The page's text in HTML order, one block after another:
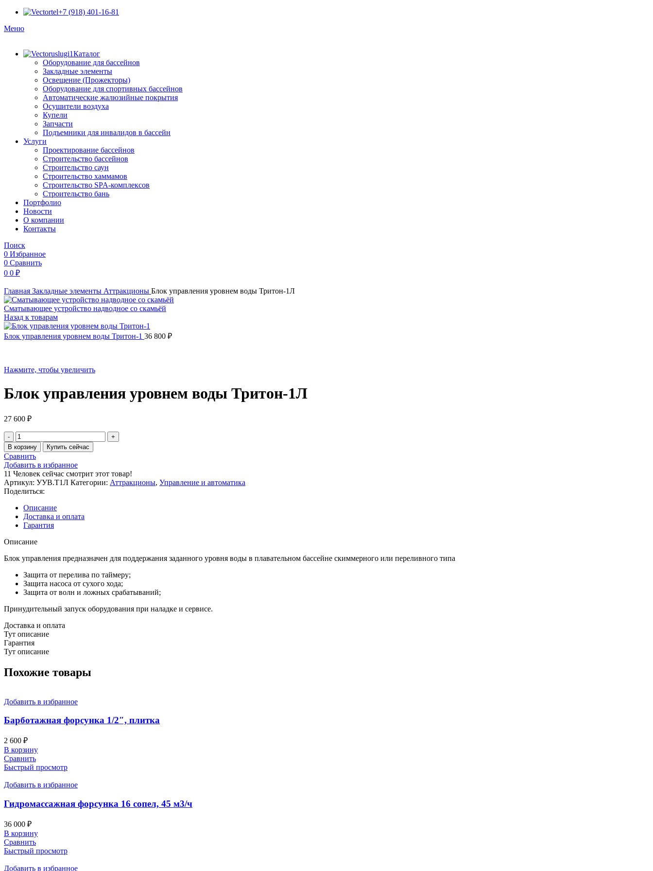
+7 (918) 401-16-81
Меню
Каталог
Оборудование для бассейнов
Закладные элементы
Освещение (Прожекторы)
Оборудование для спортивных бассейнов
Автоматические жалюзийные покрытия
Осушители воздуха
Купели
Запчасти
Подъемники для инвалидов в бассейн
Услуги
Проектирование бассейнов
Строительство бассейнов
Строительство саун
Строительство хаммамов
Строительство SPA-комплексов
Строительство бань
Портфолио
Новости
O компании
Контакты
Поиск
0 Избранное
0 Сравнить
0 0 ₽
Главная Закладные элементы Аттракционы Блок управления уровнем воды Тритон-1Л
Сматывающее устройство надводное со скамьёй
Назад к товарам
Блок управления уровнем воды Тритон-1 36 800 ₽
Нажмите, чтобы увеличить
Блок управления уровнем воды Тритон-1Л
27 600 ₽
Количество
товара
Блок
управления
уровнем
воды
Тритон-1Л
В корзину Купить сейчас
Сравнить
Добавить в избранное
11 Человек сейчас смотрит этот товар!
Артикул: УУВ.Т1Л Категории: Аттракционы, Управление и автоматика
Поделиться:
Описание
Доставка и оплата
Гарантия
Описание
Блок управления предназначен для поддержания заданного уровня воды в плавательном бассейне скиммерного или переливного типа
Защита от перелива по таймеру;
Защита насоса от сухого хода;
Защита от волн и ложных срабатываний;
Принудительный запуск оборудования при наладке и сервисе.
Доставка и оплата
Тут описание
Гарантия
Тут описание
Похожие товары
Добавить в избранное
Барботажная форсунка 1/2″, плитка
2 600 ₽
В корзину
Сравнить
Быстрый просмотр
Добавить в избранное
Гидромассажная форсунка 16 сопел, 45 м3/ч
36 000 ₽
В корзину
Сравнить
Быстрый просмотр
Добавить в избранное